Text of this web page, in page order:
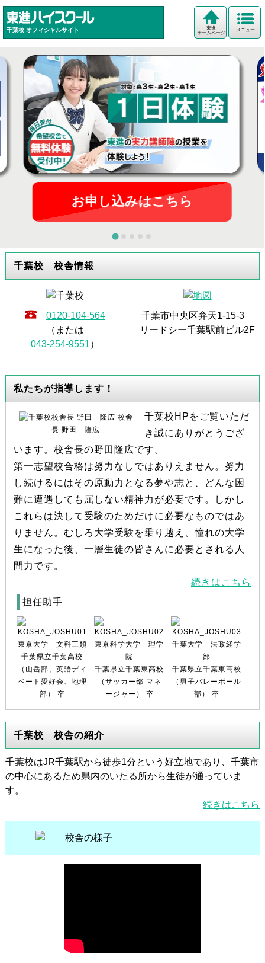
千葉校 オフィシャルサイト メニュー
東進
ホームページ
お申し込みはこちら
千葉校 校舎情報
0120-104-564
（または
043-254-9551）
千葉市中央区弁天1-15-3
リードシー千葉駅前ビル2F
私たちが指導します！
校舎
長 野田 隆広
千葉校HPをご覧いただ
き誠にありがとうござ
います。校舎長の野田隆広です。
第一志望校合格は努力なしではありえません。努力
し続けるにはその原動力となる夢や志と、どんな困
難に遭遇しても屈しない精神力が必要です。しかし
これらは決して受験のためだけに必要なものではあ
りません。むしろ大学受験を乗り越え、憧れの大学
生になった後、一層生徒の皆さんに必要とされる人
間力です。
続きはこちら
担任助手
東京大学 文科三類
千葉県立千葉高校
（山岳部、英語ディ
ベート愛好会、地理
部） 卒
東京科学大学 理学
院
千葉県立千葉東高校
（サッカー部 マネ
ージャー） 卒
千葉大学 法政経学
部
千葉県立千葉東高校
（男子バレーボール
部） 卒
千葉校 校舎の紹介
千葉校はJR千葉駅から徒歩1分という好立地であり、千葉市
の中心にあるため県内のいたる所から生徒が通っていま
す。
続きはこちら